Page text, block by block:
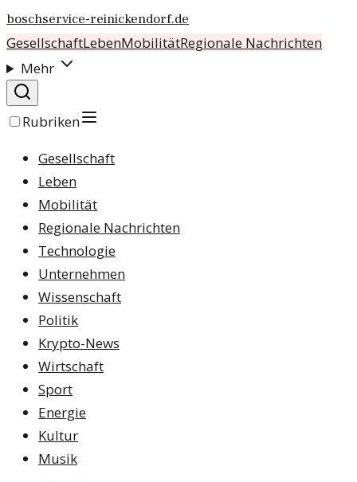
boschservice-reinickendorf.de
GesellschaftLebenMobilitätRegionale Nachrichten
Mehr
Rubriken
Gesellschaft
Leben
Mobilität
Regionale Nachrichten
Technologie
Unternehmen
Wissenschaft
Politik
Krypto-News
Wirtschaft
Sport
Energie
Kultur
Musik